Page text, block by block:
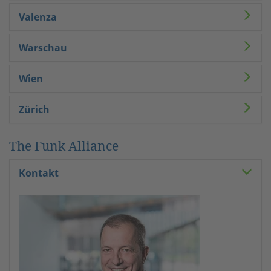
Valenza
Warschau
Wien
Zürich
The Funk Alliance
Kontakt